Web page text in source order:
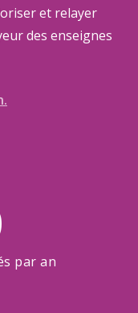
et relayer
des enseignes
par an